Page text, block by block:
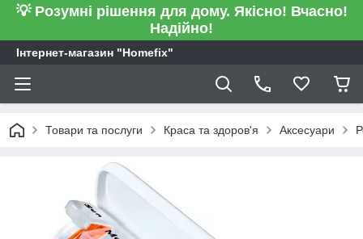
💡 Розумні рішення для дому. Якісно! Вчасно!
Надійно!
Інтернет-магазин "Homefix"
Товари та послуги Краса та здоров'я Аксесуари